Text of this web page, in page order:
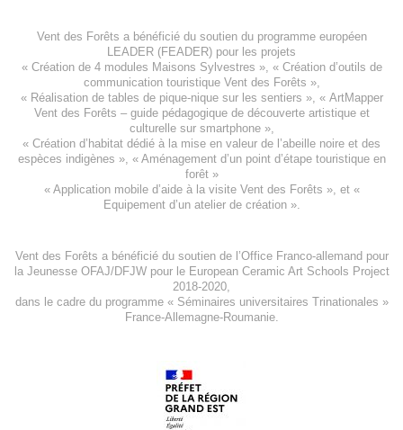
Vent des Forêts a bénéficié du soutien du programme européen
LEADER (FEADER) pour les projets
« Création de 4 modules Maisons Sylvestres », « Création d’outils de
communication touristique Vent des Forêts »,
« Réalisation de tables de pique-nique sur les sentiers », « ArtMapper
Vent des Forêts – guide pédagogique de découverte artistique et
culturelle sur smartphone »,
« Création d’habitat dédié à la mise en valeur de l’abeille noire et des
espèces indigènes », « Aménagement d’un point d’étape touristique en
forêt»
« Application mobile d’aide à la visite Vent des Forêts », et «
Equipement d’un atelier de création».
Vent des Forêts a bénéficié du soutien de l’Office Franco-allemand pour
la Jeunesse OFAJ/DFJWpour leEuropean Ceramic Art Schools Project
2018-2020
dans le cadre du programme « Séminaires universitaires Trinationales »
France-Allemagne-Roumanie.